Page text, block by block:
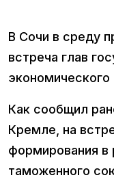
В Сочи в среду
встреча глав
Как сообщил
Кремле, на
формирования в
таможенного